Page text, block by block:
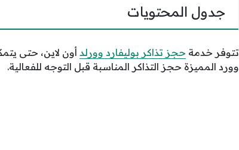
جدول المحتويات
تتوفر خدمة حجز تذاكر بوليفارد وورلد أون لاين، حتى
وورد المميزة حجز التذاكر المناسبة قبل التوجه للفعالية.